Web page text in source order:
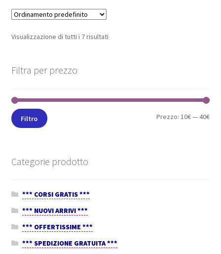
Visualizzazione di tutti i 7 risultati
Filtra per prezzo
Filtro Prezzo:10€—40€
Categorie prodotto
*** CORSI GRATIS ***
*** NUOVI ARRIVI ***
*** OFFERTISSIME ***
*** SPEDIZIONE GRATUITA ***